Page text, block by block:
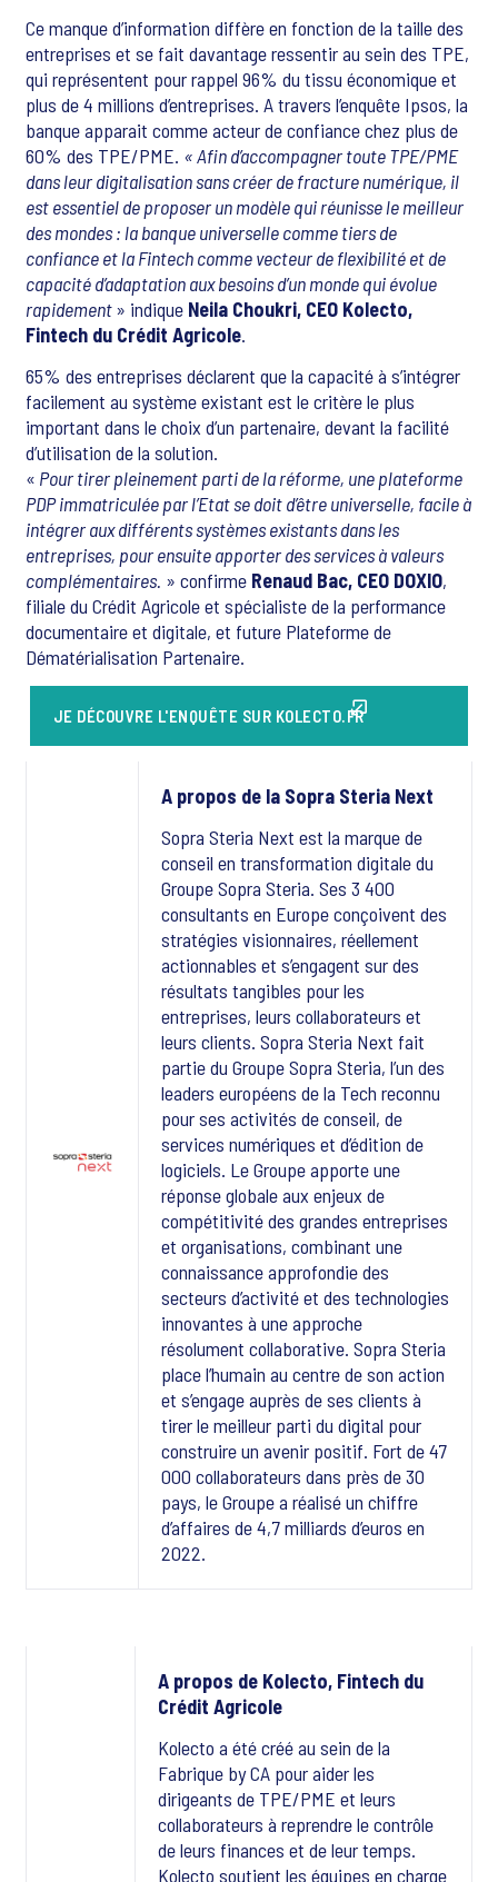
Ce manque d’information diffère en fonction de la taille des
entreprises et se fait davantage ressentir au sein des TPE,
qui représentent pour rappel 96% du tissu économique et
plus de 4 millions d’entreprises. A travers l’enquête Ipsos, la
banque apparait comme acteur de confiance chez plus de
60% des TPE/PME. « Afin d’accompagner toute TPE/PME
dans leur digitalisation sans créer de fracture numérique, il
est essentiel de proposer un modèle qui réunisse le meilleur
des mondes : la banque universelle comme tiers de
confiance et la Fintech comme vecteur de flexibilité et de
capacité d’adaptation aux besoins d’un monde qui évolue
rapidement» indique Neila Choukri, CEO Kolecto,
Fintech du Crédit Agricole.
65% des entreprises déclarent que la capacité à s’intégrer
facilement au système existant est le critère le plus
important dans le choix d’un partenaire, devant la facilité
d’utilisation de la solution.
« Pour tirer pleinement parti de la réforme, une plateforme
PDP immatriculée par l’Etat se doit d’être universelle, facile à
intégrer aux différents systèmes existants dans les
entreprises, pour ensuite apporter des services à valeurs
complémentaires. » confirme Renaud Bac, CEO DOXIO,
filiale du Crédit Agricole et spécialiste de la performance
documentaire et digitale, et future Plateforme de
Dématérialisation Partenaire.
JE DÉCOUVRE L'ENQUÊTE SUR KOLECTO.FR
A propos de la Sopra Steria Next
Sopra Steria Next est la marque de
conseil en transformation digitale du
Groupe Sopra Steria. Ses 3 400
consultants en Europe conçoivent des
stratégies visionnaires, réellement
actionnables et s’engagent sur des
résultats tangibles pour les
entreprises, leurs collaborateurs et
leurs clients. Sopra Steria Next fait
partie du Groupe Sopra Steria, l’un des
leaders européens de la Tech reconnu
pour ses activités de conseil, de
services numériques et d’édition de
logiciels. Le Groupe apporte une
réponse globale aux enjeux de
compétitivité des grandes entreprises
et organisations, combinant une
connaissance approfondie des
secteurs d’activité et des technologies
innovantes à une approche
résolument collaborative. Sopra Steria
place l’humain au centre de son action
et s’engage auprès de ses clients à
tirer le meilleur parti du digital pour
construire un avenir positif. Fort de 47
000 collaborateurs dans près de 30
pays, le Groupe a réalisé un chiffre
d’affaires de 4,7 milliards d’euros en
2022.
A propos de Kolecto, Fintech du
Crédit Agricole
Kolecto a été créé au sein de la
Fabrique by CA pour aider les
dirigeants de TPE/PME et leurs
collaborateurs à reprendre le contrôle
de leurs finances et de leur temps.
Kolecto soutient les équipes en charge